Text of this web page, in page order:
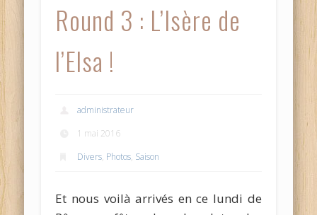
Round 3 : L’Isère de
l’Elsa !
administrateur
1 mai 2016
Divers, Photos, Saison
Et nous voilà arrivés en ce lundi de